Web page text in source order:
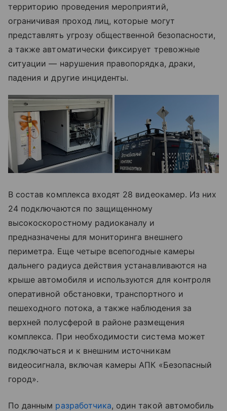
территорию проведения мероприятий,
ограничивая проход лиц, которые могут
представлять угрозу общественной безопасности,
а также автоматически фиксирует тревожные
ситуации — нарушения правопорядка, драки,
падения и другие инциденты.
В состав комплекса входят 28 видеокамер. Из них
24 подключаются по защищенному
высокоскоростному радиоканалу и
предназначены для мониторинга внешнего
периметра. Еще четыре всепогодные камеры
дальнего радиуса действия устанавливаются на
крыше автомобиля и используются для контроля
оперативной обстановки, транспортного и
пешеходного потока, а также наблюдения за
верхней полусферой в районе размещения
комплекса. При необходимости система может
подключаться и к внешним источникам
видеосигнала, включая камеры АПК «Безопасный
город».
По данным разработчика, один такой автомобиль